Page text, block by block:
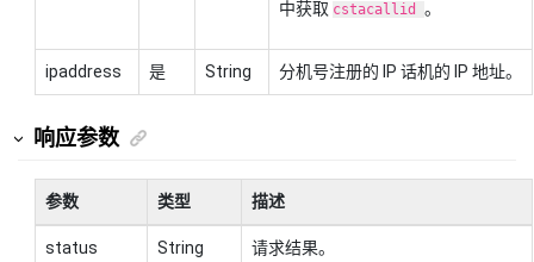
中获取 cstacallid 。
ipaddress 是 String 分机号注册的 IP 话机的 IP 地址。
响应参数
参数 类型 描述
status String
请求结果。